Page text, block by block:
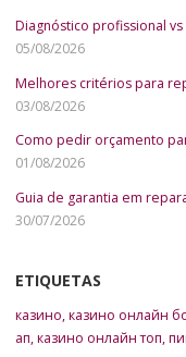
Diagnóstico profissional
05/08/2026
Melhores critérios para
03/08/2026
Como pedir orçamento
01/08/2026
Guia de garantia em
30/07/2026
ETIQUETAS
казино,казино онлайн
ап,казино онлайн топ,